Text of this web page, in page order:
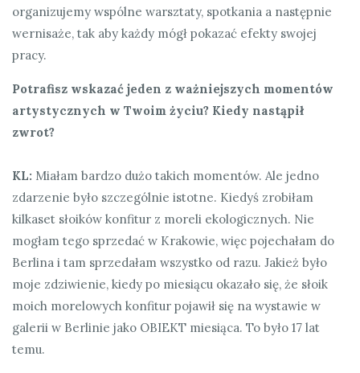
organizujemy wspólne warsztaty, spotkania a następnie
wernisaże, tak aby każdy mógł pokazać efekty swojej
pracy.
Potrafisz wskazać jeden z ważniejszych momentów
artystycznych w Twoim życiu? Kiedy nastąpił
zwrot?
KL: Miałam bardzo dużo takich momentów. Ale jedno
zdarzenie było szczególnie istotne. Kiedyś zrobiłam
kilkaset słoików konfitur z moreli ekologicznych. Nie
mogłam tego sprzedać w Krakowie, więc pojechałam do
Berlina i tam sprzedałam wszystko od razu. Jakież było
moje zdziwienie, kiedy po miesiącu okazało się, że słoik
moich morelowych konfitur pojawił się na wystawie w
galerii w Berlinie jako OBIEKT miesiąca. To było 17 lat
temu.